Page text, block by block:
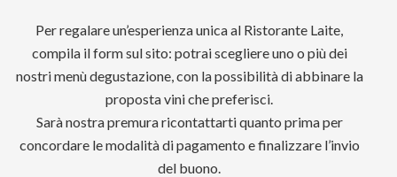
Per regalare un’esperienza unica al Ristorante Laite,
compila il form sul sito: potrai scegliere uno o più dei
nostri menù degustazione, con la possibilità di abbinare la
proposta vini che preferisci.
Sarà nostra premura ricontattarti quanto prima per
concordare le modalità di pagamento e finalizzare l’invio
del buono.